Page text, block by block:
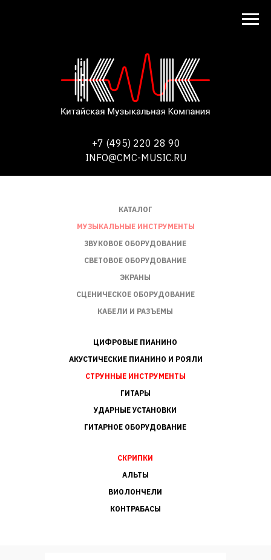
+7 (495) 220 28 90
INFO@CMC-MUSIC.RU
МУЗЫКАЛЬНЫЕ ИНСТРУМЕНТЫ
ЗВУКОВОЕ ОБОРУДОВАНИЕ
СВЕТОВОЕ ОБОРУДОВАНИЕ
ЭКРАНЫ
КАТАЛОГ
СЦЕНИЧЕСКОЕ ОБОРУДОВАНИЕ
КАБЕЛИ И РАЗЪЕМЫ
АКУСТИЧЕСКИЕ ПИАНИНО И РОЯЛИ
СТРУННЫЕ ИНСТРУМЕНТЫ
ГИТАРЫ
УДАРНЫЕ УСТАНОВКИ
ЦИФРОВЫЕ ПИАНИНО
ГИТАРНОЕ ОБОРУДОВАНИЕ
АЛЬТЫ
ВИОЛОНЧЕЛИ
КОНТРАБАСЫ
СКРИПКИ